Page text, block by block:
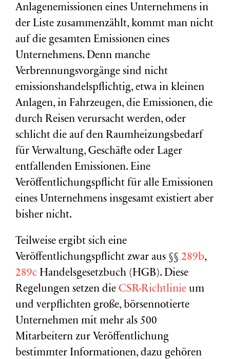
Anlagenemissionen eines Unternehmens in
der Liste zusammenzählt, kommt man nicht
auf die gesamten Emissionen eines
Unternehmens. Denn manche
Verbrennungsvorgänge sind nicht
emissionshandelspflichtig, etwa in kleinen
Anlagen, in Fahrzeugen, die Emissionen, die
durch Reisen verursacht werden, oder
schlicht die auf den Raumheizungsbedarf
für Verwaltung, Geschäfte oder Lager
entfallenden Emissionen. Eine
Veröffentlichungspflicht für alle Emissionen
eines Unternehmens insgesamt existiert aber
bisher nicht.
Teilweise ergibt sich eine
Veröffentlichungspflicht zwar aus §§ 289b,
289c Handelsgesetzbuch (HGB). Diese
Regelungen setzen die CSR-Richtlinie um
und verpflichten große, börsennotierte
Unternehmen mit mehr als 500
Mitarbeitern zur Veröffentlichung
bestimmter Informationen, dazu gehören